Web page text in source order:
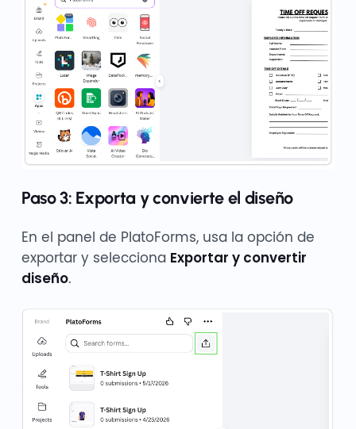
Paso 3: Exporta y convierte el diseño
En el panel de PlatoForms, usa la opción de
exportar y selecciona Exportar y convertir
diseño.